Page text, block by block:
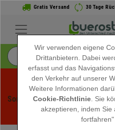
Gratis Versand 30 Tage
Sommerschlussverauf bei
für kurze Zeit -
Wir verwenden eigene
Drittanbietern. Dabei
erfasst und das
den Verkehr auf unserer
Weitere Informationen
Cookie-Richtlinie . Sie
akzeptieren, indem Sie
fortfahren"